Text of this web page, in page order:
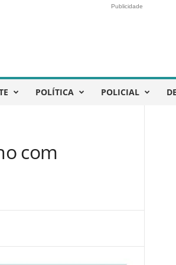
Publicidade
POLÍTICA POLICIAL
com